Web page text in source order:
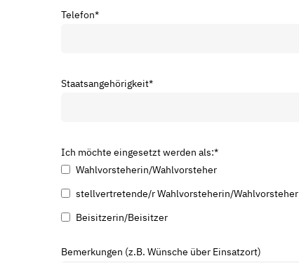
Telefon*
Staatsangehörigkeit*
Ich möchte eingesetzt werden als:*
Wahlvorsteherin/Wahlvorsteher
stellvertretende/r Wahlvorsteherin/Wahlvorsteher
Beisitzerin/Beisitzer
Bemerkungen (z.B. Wünsche über Einsatzort)